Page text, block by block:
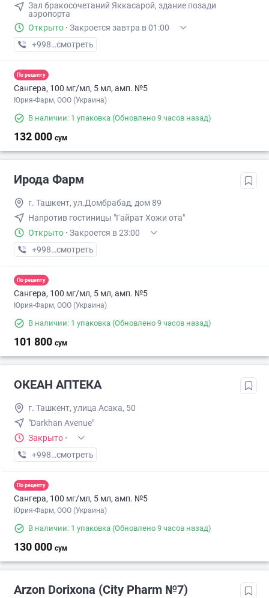
Зал бракосочетаний Яккасарой, здание позади
аэропорта
Открыто · Закроется завтра в 01:00
+998 (94) XXX-XX-XX
смотреть
По рецепту
Сангера, 100 мг/мл, 5 мл, амп. №5
Юрия-Фарм, ООО (Украина)
В наличии: 1 упаковка (Обновлено 9 часов назад)
132 000 сум
Ирода Фарм
г. Ташкент, ул.Домбрабад, дом 89
Напротив гостиницы "Гайрат Хожи ота"
Открыто · Закроется в 23:00
+998 (71) XXX-XX-XX
смотреть
По рецепту
Сангера, 100 мг/мл, 5 мл, амп. №5
Юрия-Фарм, ООО (Украина)
В наличии: 1 упаковка (Обновлено 9 часов назад)
101 800 сум
ОКЕАН АПТЕКА
г. Ташкент, улица Асака, 50
"Darkhan Avenue"
Закрыто ·
+998 (77) XXX-XX-XX
смотреть
По рецепту
Сангера, 100 мг/мл, 5 мл, амп. №5
Юрия-Фарм, ООО (Украина)
В наличии: 1 упаковка (Обновлено 9 часов назад)
130 000 сум
Arzon Dorixona (City Pharm №7)